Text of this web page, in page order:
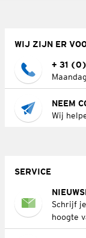
WIJ ZIJN ER
+ 31
NEEM
Wij
SERVICE
Schrijf
hoogte